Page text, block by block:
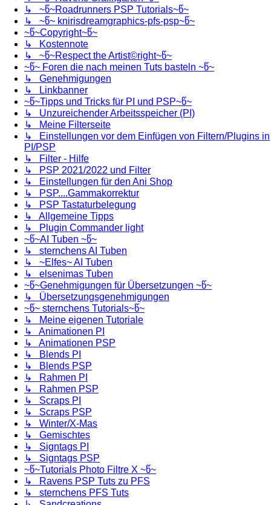
↳ ~წ~Roadrunners PSP Tutorials~წ~
↳ ~წ~ knirisdreamgraphics-pfs-psp~წ~
~წ~Copyright~წ~
↳ Kostennote
↳ ~წ~Respect the Artist©right~წ~
~წ~ Foren die nach meinen Tuts basteln ~წ~
↳ Genehmigungen
↳ Linkbanner
~წ~Tipps und Tricks für PI und PSP~წ~
↳ Unzureichender Arbeitsspeicher (PI)
↳ Meine Filterseite
↳ Einstellungen vor dem Einfügen von Filtern/Plugins in
PI/PSP
↳ Filter - Hilfe
↳ PSP 2021/2022 und Filter
↳ Einstellungen für den Ani Shop
↳ PSP....Gammakorrektur
↳ PSP Tastaturbelegung
↳ Allgemeine Tipps
↳ Plugin Commander light
~წ~AI Tuben ~წ~
↳ sternchens AI Tuben
↳ ~Elfes~ AI Tuben
↳ elsenimas Tuben
~წ~Genehmigungen für Übersetzungen ~წ~
↳ Übersetzungsgenehmigungen
~წ~ sternchens Tutorials~წ~
↳ Meine eigenen Tutoriale
↳ Animationen PI
↳ Animationen PSP
↳ Blends PI
↳ Blends PSP
↳ Rahmen PI
↳ Rahmen PSP
↳ Scraps PI
↳ Scraps PSP
↳ Winter/X-Mas
↳ Gemischtes
↳ Signtags PI
↳ Signtags PSP
~წ~Tutorials Photo Filtre X ~წ~
↳ Ravens PSP Tuts zu PFS
↳ sternchens PFS Tuts